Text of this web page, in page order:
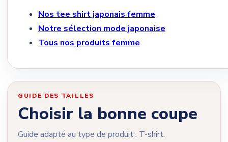
Nos tee shirt japonais femme
Notre sélection mode japonaise
Tous nos produits femme
GUIDE DES TAILLES
Choisir la bonne coupe
Guide adapté au type de produit : T-shirt.